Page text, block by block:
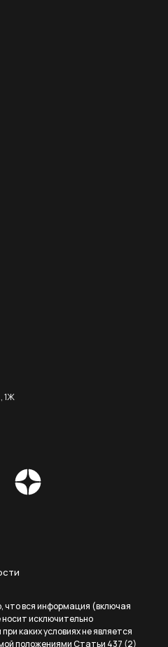
1Ж
вся информация (включая
исключительно
каких условиях не является
положениями Статьи 437 (2)